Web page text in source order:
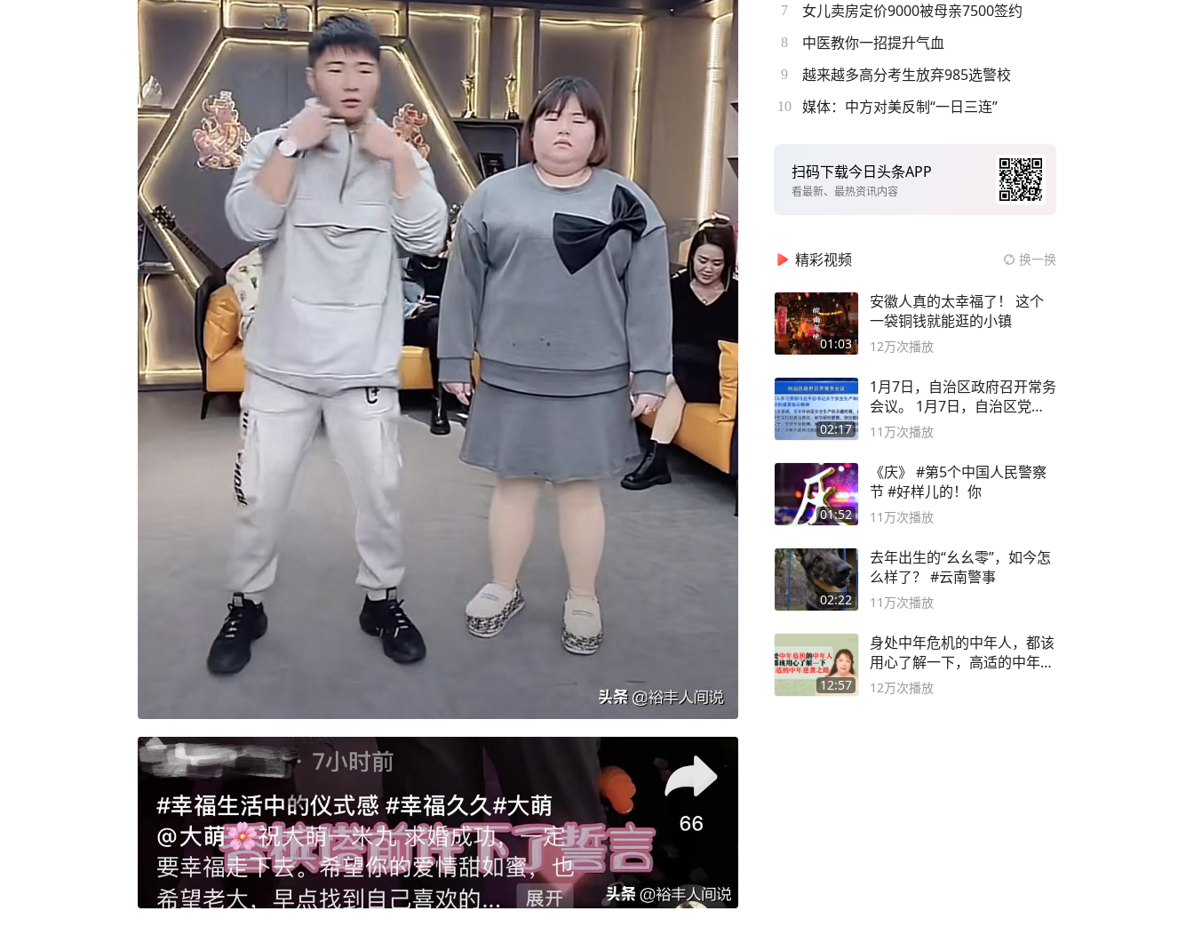
7 女儿卖房定价9000被母亲7500签约
8 中医教你一招提升气血
9 越来越多高分考生放弃985选警校
10 媒体：中方对美反制“一日三连”
扫码下载今日头条APP
看最新、最热资讯内容
精彩视频 换一换
01:03
安徽人真的太幸福了！ 这个
一袋铜钱就能逛的小镇
12万次播放
02:17
1月7日，自治区政府召开常务
会议。 1月7日，自治区党委
副书记
11万次播放
01:52
《庆》 #第5个中国人民警察
节 #好样儿的！你
11万次播放
02:22
去年出生的“幺幺零”，如今怎
么样了？ #云南警事
11万次播放
12:57
身处中年危机的中年人，都该
用心了解一下，高适的中年逆
袭之路
12万次播放